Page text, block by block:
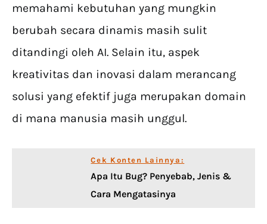
memahami kebutuhan yang mungkin
berubah secara dinamis masih sulit
ditandingi oleh AI. Selain itu, aspek
kreativitas dan inovasi dalam merancang
solusi yang efektif juga merupakan domain
di mana manusia masih unggul.
Cek Konten Lainnya:
Apa Itu Bug? Penyebab, Jenis &
Cara Mengatasinya